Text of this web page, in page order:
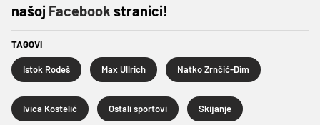
našoj Facebook stranici!
TAGOVI
Istok Rodeš Max Ullrich Natko Zrnčić-Dim
Ivica Kostelić Ostali sportovi Skijanje